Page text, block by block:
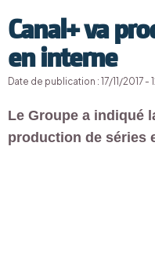
Canal+ va
en interne
Date de publication : 17/11/2017 -
Le Groupe a indiqué
production de séries